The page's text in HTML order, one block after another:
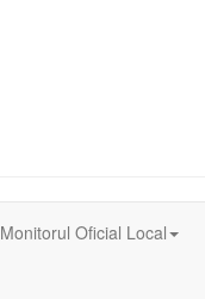
Monitorul Oficial Local